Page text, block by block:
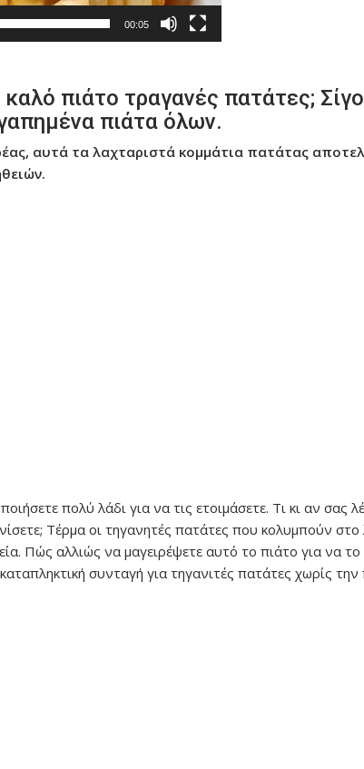
00:05
πιάτο τραγανές πατάτες;
πιάτα όλων.
αυτά τα λαχταριστά κομμάτια πατάτας
πολύ λάδι για να τις ετοιμάσετε. Τι κι αν σας
Τέρμα οι τηγανητές πατάτες που κολυμπούν στο
Πώς αλλιώς να μαγειρέψετε αυτό το πιάτο για να το
συνταγή για τηγανιτές πατάτες χωρίς την